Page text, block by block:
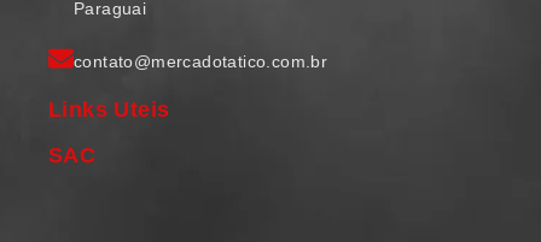
Paraguai
contato@mercadotatico.com.br
Links Uteis
SAC